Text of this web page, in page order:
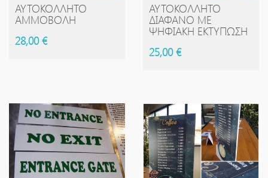
ΑΥΤΟΚΌΛΛΗΤΟ
ΑΜΜΟΒΟΛΉ
28,00 €
ΑΥΤΟΚΌΛΛΗΤΟ
ΔΙΆΦΑΝΟ ΜΕ
ΨΗΦΙΑΚΉ ΕΚΤΎΠΩΣΗ
25,00 €